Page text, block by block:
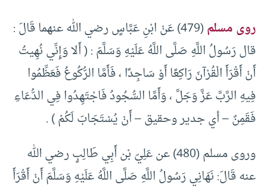
روى مسلم
(479) عَنْ ابْنِ عَبَّاسٍ رضي الله عنهما قَالَ :
قال رَسُولُ اللَّهِ صَلَّى اللَّهُ عَلَيْهِ وَسَلَّمَ : ( أَلا وَإِنِّي نُهِيتُ
أَنْ أَقْرَأَ الْقُرْآنَ رَاكِعًا أَوْ سَاجِدًا ، فَأَمَّا الرُّكُوعُ فَعَظِّمُوا
فِيهِ الرَّبَّ عَزَّ وَجَلَّ ، وَأَمَّا السُّجُودُ فَاجْتَهِدُوا فِي الدُّعَاءِ
فَقَمِنٌ – أي جدير وحقيق – أَنْ يُسْتَجَابَ لَكُمْ ) .
وروى مسلم (480) عن عَلِيّ بْن أَبِي طَالِبٍ رضي الله
عنه قَالَ: نَهَانِي رَسُولُ اللَّهِ صَلَّى اللَّهُ عَلَيْهِ وَسَلَّمَ أَنْ أَقْرَأَ